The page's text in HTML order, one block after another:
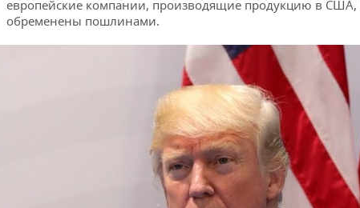
европейские компании, производящие продукцию в США,
обременены пошлинами.